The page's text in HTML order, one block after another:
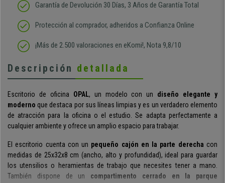
Garantía de Devolución 30 Días, 3 Años de Garantía Total
Protección al comprador, adheridos a Confianza Online
¡Más de 2.500 valoraciones en eKomi!, Nota 9,8/10
Descripción detallada
Escritorio de oficina OPAL, un modelo con un diseño elegante y
moderno que destaca por sus líneas limpias y es un verdadero elemento
de atracción para la oficina o el estudio. Se adapta perfectamente a
cualquier ambiente y ofrece un amplio espacio para trabajar.
El escritorio cuenta con un pequeño cajón en la parte derecha con
medidas de 25x32x8 cm (ancho, alto y profundidad), ideal para guardar
los utensilios o heramientas de trabajo que necesites tener a mano.
También dispone de un compartimento cerrado en la parque